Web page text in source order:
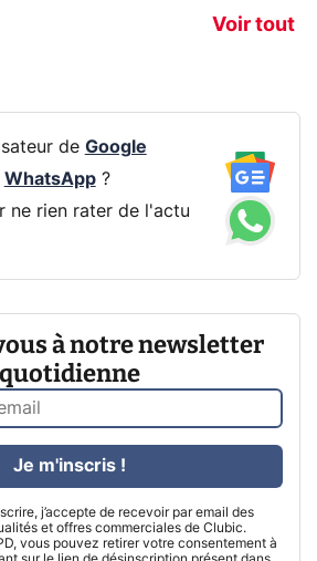
Voir tout
!
navigation
de Google
WhatsApp?
ne rien rater de l'actu
à notre newsletter
quotidienne
j’accepte de recevoir par email des
et offres commerciales de Clubic.
vous pouvez retirer votre consentement à
Je m'inscris !